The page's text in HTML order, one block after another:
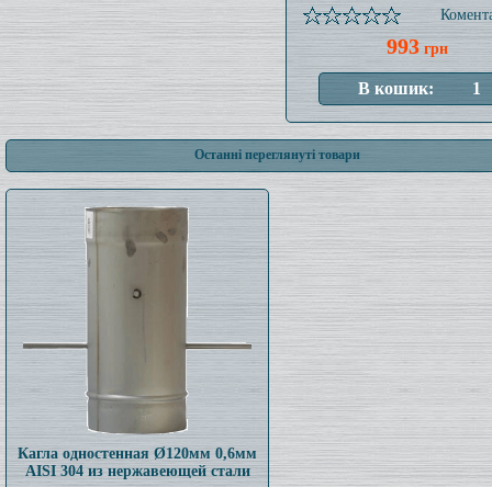
993 грн
Останні переглянуті товари
Кагла одностенная Ø120мм 0,6мм
AISI 304 из нержавеющей стали